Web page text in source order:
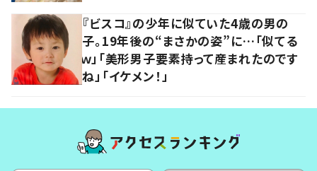
『ビスコ』の少年に似ていた4歳の男の
子。19年後の“まさかの姿”に…「似てる
ｗ」「美形男子要素持って産まれたのです
ね」「イケメン！」